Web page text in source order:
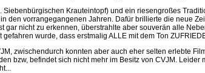
Krauteintopf) und ein riesengroßes
den vorrangegangenen Jahren. Dafür brillierte die neue
gar nicht zu erkennen, überstrahlte aber souverän alle
wurde, dass erstmalig ALLE mit dem Ton
zwischendurch konnten aber auch eher selten erlebte
bzw, befindet sich nicht mehr im Besitz von CVJM.